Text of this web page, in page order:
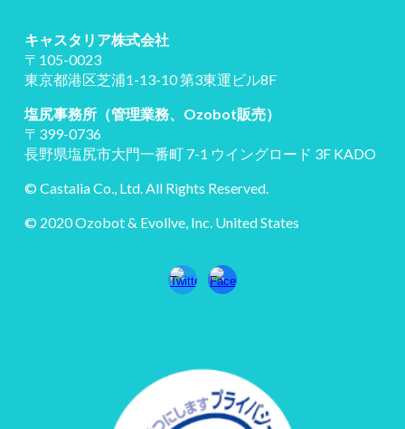
キャスタリア株式会社
〒105-0023
東京都港区芝浦1-13-10 第3東運ビル8F
塩尻事務所（管理業務、Ozobot販売）
〒399-0736
長野県塩尻市大門一番町 7-1 ウイングロード 3F KADO
© Castalia Co., Ltd. All Rights Reserved.
© 2020 Ozobot & Evollve, Inc. United States